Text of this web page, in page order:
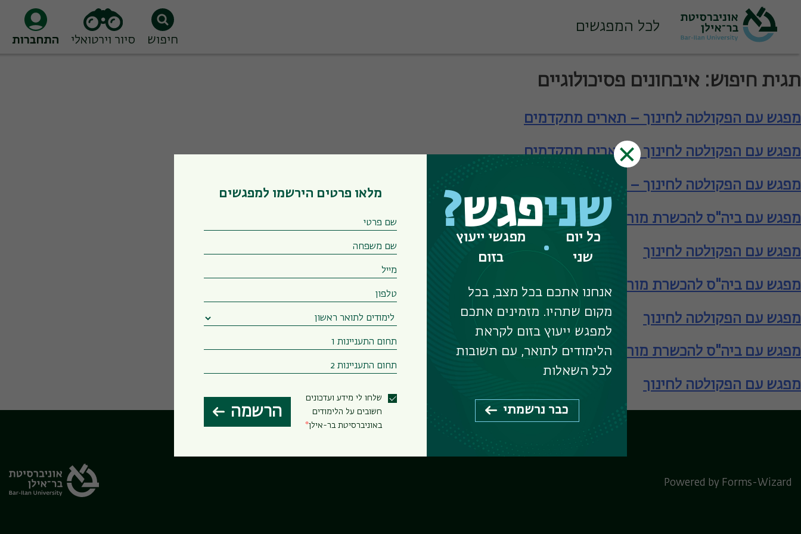
Skip
to
לכל המפגשים
חיפוש סיור וירטואלי התחברות
תגית חיפוש: איבחונים פסיכולוגיים
מפגש עם הפקולטה לחינוך – תארים מתקדמים
מפגש עם הפקולטה לחינוך – תארים מתקדמים
מפגש עם הפקולטה לחינוך – תארים מתקדמים
מפגש עם ביה"ס להכשרת מורים – תעודת הוראה
מפגש עם הפקולטה לחינוך
מפגש עם ביה"ס להכשרת מורים – תעודת הוראה
מפגש עם הפקולטה לחינוך
מפגש עם ביה"ס להכשרת מורים – תעודת הוראה
מפגש עם הפקולטה לחינוך
Powered by Forms-Wizard
שניפגש?
כל יום
שני
מפגשי ייעוץ
בזום
אנחנו אתכם בכל מצב, בכל
מקום שתהיו. מזמינים אתכם
למפגש ייעוץ בזום לקראת
הלימודים לתואר, עם תשובות
לכל השאלות
כבר נרשמתי
מלאו פרטים הירשמו למפגשים
שלחו לי מידע ועדכונים
חשובים על הלימודים
באוניברסיטת בר-אילן
הרשמה